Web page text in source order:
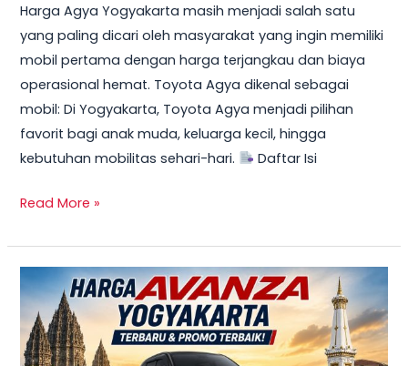
Harga Agya Yogyakarta masih menjadi salah satu
yang paling dicari oleh masyarakat yang ingin memiliki
mobil pertama dengan harga terjangkau dan biaya
operasional hemat. Toyota Agya dikenal sebagai
mobil: Di Yogyakarta, Toyota Agya menjadi pilihan
favorit bagi anak muda, keluarga kecil, hingga
kebutuhan mobilitas sehari-hari.
Daftar Isi
Read More »
TERBARU!
Harga
Toyota
Avanza